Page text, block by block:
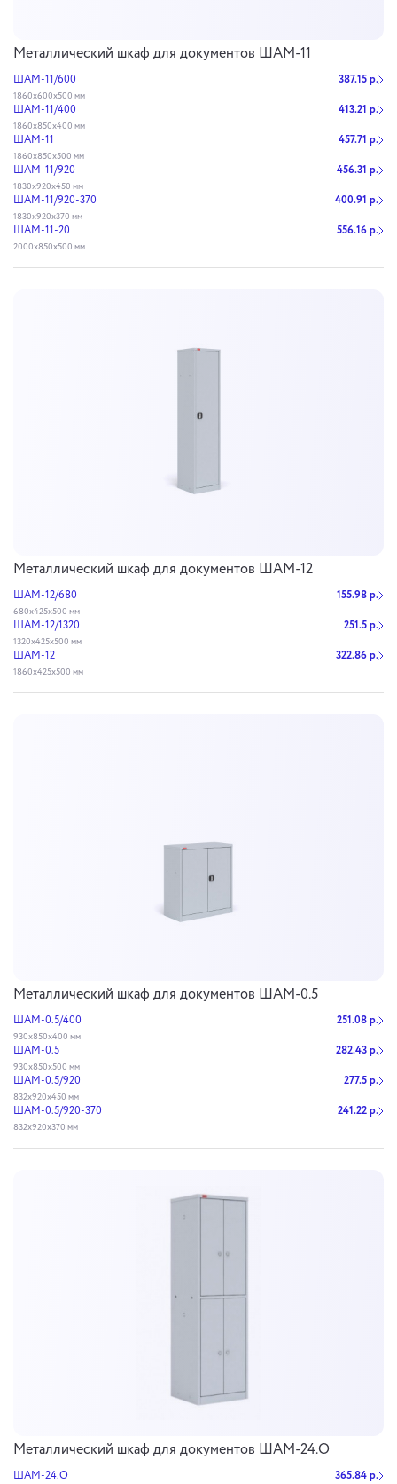
Металлический шкаф для документов ШАМ-11
ШАМ-11/600 387.15 р.
1860x600x500 мм
ШАМ-11/400 413.21 р.
1860х850х400 мм
ШАМ-11 457.71 р.
1860х850х500 мм
ШАМ-11/920 456.31 р.
1830х920х450 мм
ШАМ-11/920-370 400.91 р.
1830х920х370 мм
ШАМ-11-20 556.16 р.
2000х850х500 мм
Металлический шкаф для документов ШАМ-12
ШАМ-12/680 155.98 р.
680х425х500 мм
ШАМ-12/1320 251.5 р.
1320х425х500 мм
ШАМ-12 322.86 р.
1860х425х500 мм
Металлический шкаф для документов ШАМ-0.5
ШАМ-0.5/400 251.08 р.
930х850х400 мм
ШАМ-0.5 282.43 р.
930х850х500 мм
ШАМ-0.5/920 277.5 р.
832х920х450 мм
ШАМ-0.5/920-370 241.22 р.
832х920х370 мм
Металлический шкаф для документов ШАМ-24.О
ШАМ-24.О 365.84 р.